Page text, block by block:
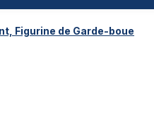
Figurine de Garde-boue